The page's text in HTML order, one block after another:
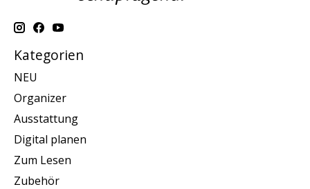
Kategorien
NEU
Organizer
Ausstattung
Digital planen
Zum Lesen
Zubehör